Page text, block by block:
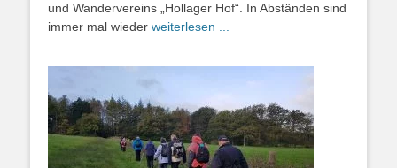
und Wandervereins „Hollager Hof“. In Abständen sind
immer mal wieder weiterlesen ...